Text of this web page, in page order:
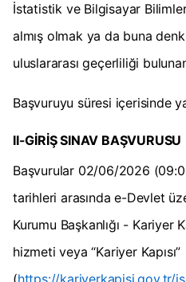
İstatistik ve Bilgisayar
almış olmak ya da buna
uluslararası geçerliliği
Başvuruyu süresi içerisinde
II-GİRİŞ SINAV BAŞVURUSU
Başvurular 02/06/2026
tarihleri arasında e-Devlet
Kurumu Başkanlığı - Kariyer
hizmeti veya “Kariyer Kapısı”